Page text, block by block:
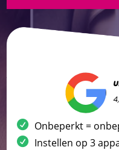
Onbeperkt =
Instellen op 3